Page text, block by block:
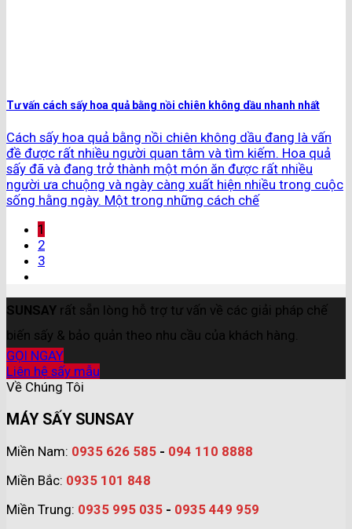
Tư vấn cách sấy hoa quả bằng nồi chiên không dầu nhanh nhất
Cách sấy hoa quả bằng nồi chiên không dầu đang là vấn
đề được rất nhiều người quan tâm và tìm kiếm. Hoa quả
sấy đã và đang trở thành một món ăn được rất nhiều
người ưa chuộng và ngày càng xuất hiện nhiều trong cuộc
sống hằng ngày. Một trong những cách chế
1
2
3
SUNSAY rất sẵn lòng hỗ trợ tư vấn về các giải pháp chế
biến sấy & bảo quản theo nhu cầu của khách hàng.
GỌI NGAY
Liên hệ sấy mẫu
Về Chúng Tôi
MÁY SẤY SUNSAY
Miền Nam: 0935 626 585 - 094 110 8888
Miền Bắc: 0935 101 848
Miền Trung: 0935 995 035 - 0935 449 959